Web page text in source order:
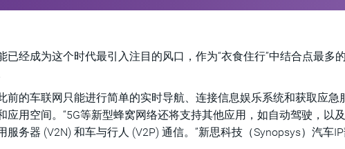
已经成为这个时代最引入注目的风口，作为“衣食住行”中结合点最多
前的车联网只能进行简单的实时导航、连接信息娱乐系统和获取应
应用空间。“5G等新型蜂窝网络还将支持其他应用，如自动驾驶，以
服务器 (V2N) 和车与行人 (V2P) 通信。”新思科技（Synopsys）汽车IP